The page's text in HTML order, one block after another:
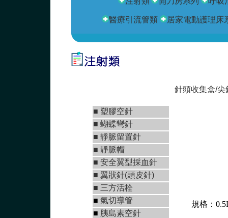
醫療引流管類 居家電動護理床
針頭收集盒/
■ 塑膠空針
■ 蝴蝶彎針
■ 靜脈留置針
■ 靜脈帽
■ 安全翼型採血針
■ 翼狀針(頭皮針)
■ 三方活栓
■ 氣切導管
■ 胰島素空針
規格：